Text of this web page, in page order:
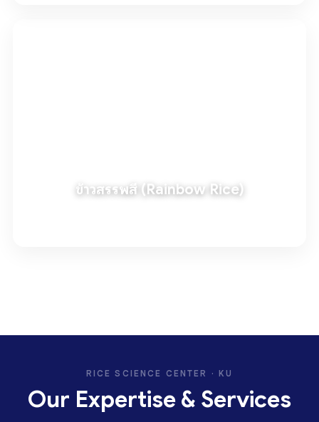
ข้าวสรรพสี (Rainbow Rice)
RICE SCIENCE CENTER · KU
Our Expertise & Services